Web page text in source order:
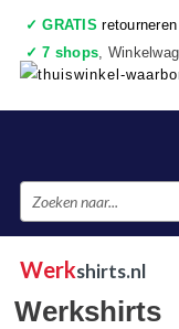
✓ GRATIS retourneren
✓ 7 shops,
✓Voor 17:00 uur
✓Achteraf betalen
Werkshirts.nl
Werkshirts